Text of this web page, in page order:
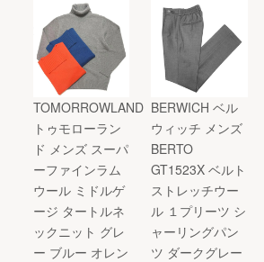
TOMORROWLAND
トゥモローラン
ド メンズ スーパ
ーファインラム
ウール ミドルゲ
ージ タートルネ
ックニット グレ
ー ブルー オレン
BERWICH ベル
ウィッチ メンズ
BERTO
GT1523X ベルト
ストレッチウー
ル １プリーツ シ
ャーリングパン
ツ ダークグレー